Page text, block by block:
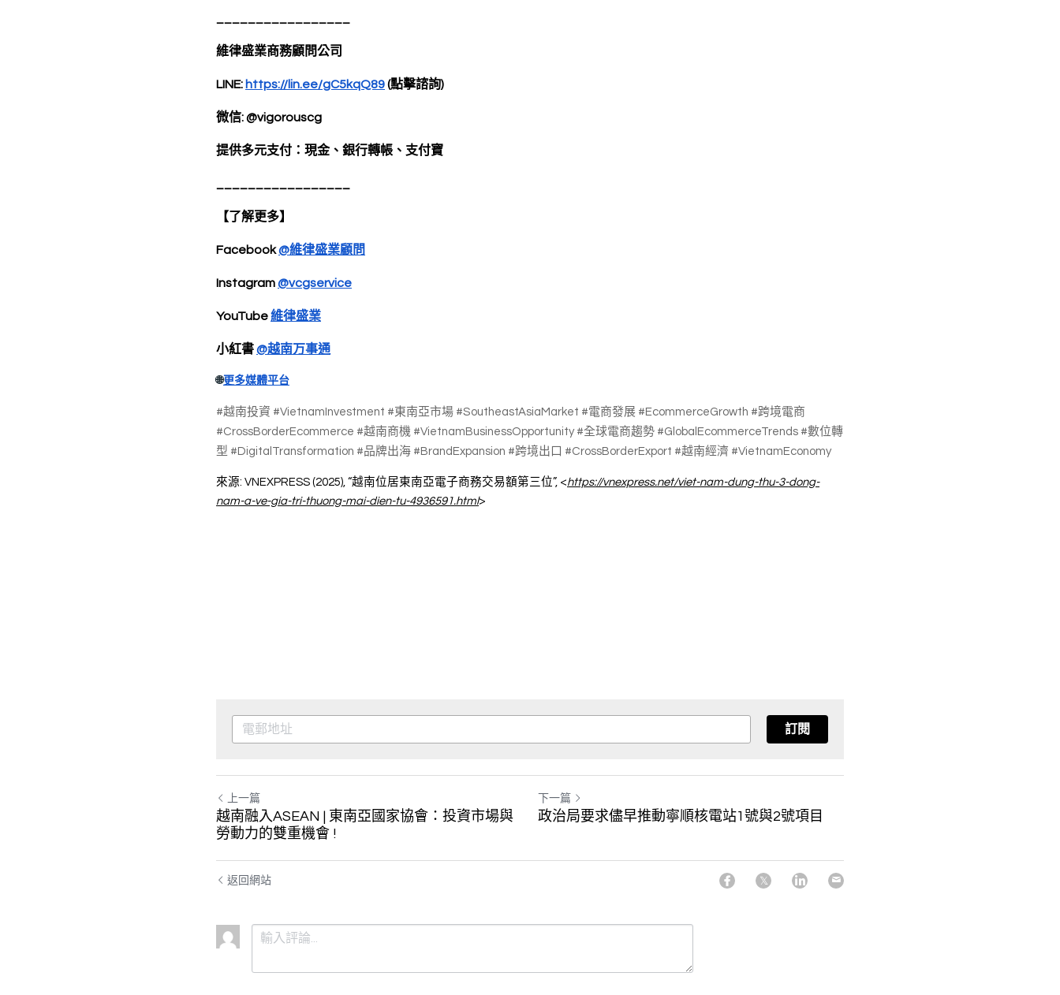
維律盛業商務顧問公司
LINE: https://lin.ee/gC5kqQ89 (點擊諮詢)
微信: @vigorouscg
提供多元支付：現金、銀行轉帳、支付寶
【了解更多】
Facebook @維律盛業顧問
Instagram @vcgservice
YouTube 維律盛業
小紅書 @越南万事通
🌐更多媒體平台
#越南投資 #VietnamInvestment #東南亞市場 #SoutheastAsiaMarket #電商發展 #EcommerceGrowth #跨境電商
#CrossBorderEcommerce #越南商機 #VietnamBusinessOpportunity #全球電商趨勢 #GlobalEcommerceTrends #數位轉
型 #DigitalTransformation #品牌出海 #BrandExpansion #跨境出口 #CrossBorderExport #越南經濟 #VietnamEconomy
來源: VNEXPRESS (2025), “越南位居東南亞電子商務交易額第三位”, <https://vnexpress.net/viet-nam-dung-thu-3-dong-
nam-a-ve-gia-tri-thuong-mai-dien-tu-4936591.html>
訂閱
上一篇
越南融入ASEAN | 東南亞國家協會：投資市場與
勞動力的雙重機會 !
下一篇
政治局要求儘早推動寧順核電站1號與2號項目
返回網站